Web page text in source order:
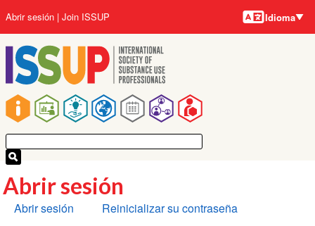
al
contenido
principal
Main
navigation
User
account
menu
Abrir sesión Join ISSUP Idiomas
Idioma
Abrir sesión
Solapas
Abrir sesión Reinicializar su contraseña